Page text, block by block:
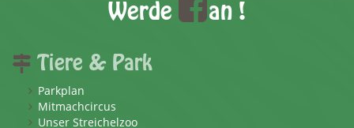
Werde an !
Tiere & Park
Parkplan
Mitmachcircus
Unser Streichelzoo